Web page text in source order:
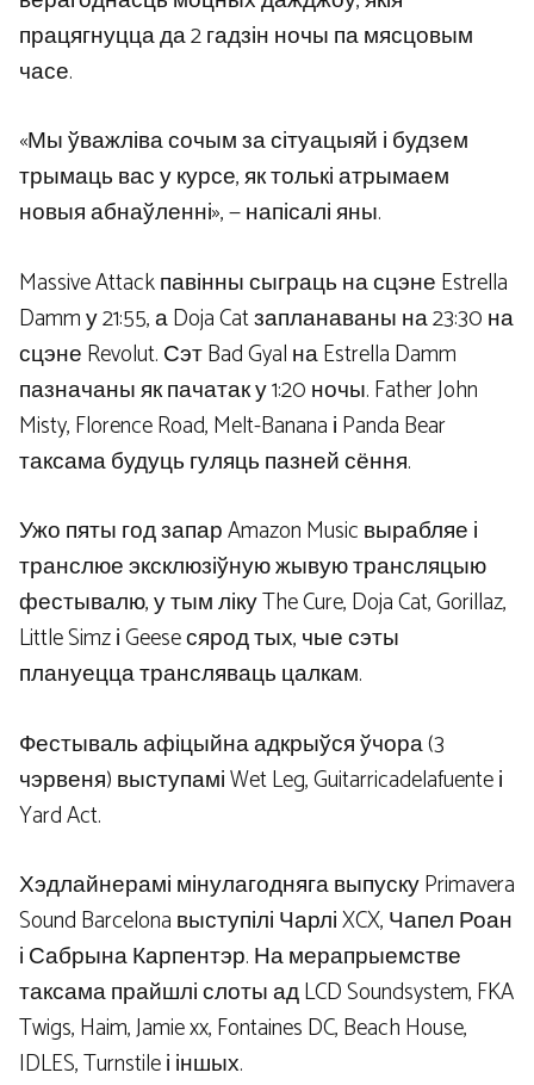
працягнуцца да 2 гадзін ночы па мясцовым
часе.
«Мы ўважліва сочым за сітуацыяй і будзем
трымаць вас у курсе, як толькі атрымаем
новыя абнаўленні», — напісалі яны.
Massive Attack павінны сыграць на сцэне Estrella
Damm у 21:55, а Doja Cat запланаваны на 23:30 на
сцэне Revolut. Сэт Bad Gyal на Estrella Damm
пазначаны як пачатак у 1:20 ночы. Father John
Misty, Florence Road, Melt-Banana і Panda Bear
таксама будуць гуляць пазней сёння.
Ужо пяты год запар Amazon Music вырабляе і
транслюе эксклюзіўную жывую трансляцыю
фестывалю, у тым ліку The Cure, Doja Cat, Gorillaz,
Little Simz і Geese сярод тых, чые сэты
плануецца трансляваць цалкам.
Фестываль афіцыйна адкрыўся ўчора (3
чэрвеня) выступамі Wet Leg, Guitarricadelafuente і
Yard Act.
Хэдлайнерамі мінулагодняга выпуску Primavera
Sound Barcelona выступілі Чарлі XCX, Чапел Роан
і Сабрына Карпентэр. На мерапрыемстве
таксама прайшлі слоты ад LCD Soundsystem, FKA
Twigs, Haim, Jamie xx, Fontaines DC, Beach House,
IDLES, Turnstile і іншых.